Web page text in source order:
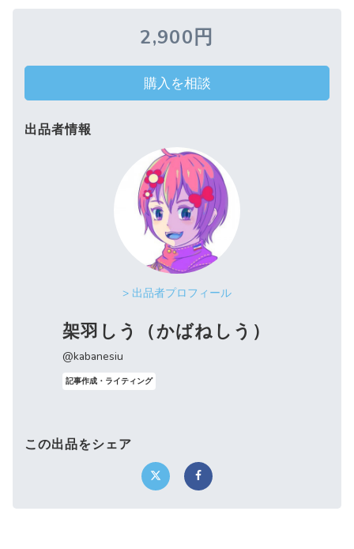
2,900円
購入を相談
出品者情報
> 出品者プロフィール
架羽しう（かばねしう）
@kabanesiu
記事作成・ライティング
この出品をシェア